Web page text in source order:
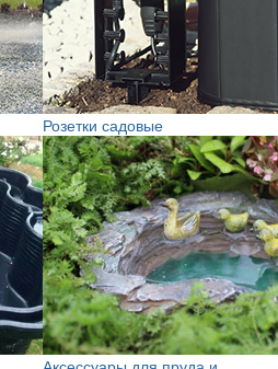
Розетки садовые